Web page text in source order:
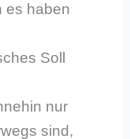
es haben
Soll
nur
sind,